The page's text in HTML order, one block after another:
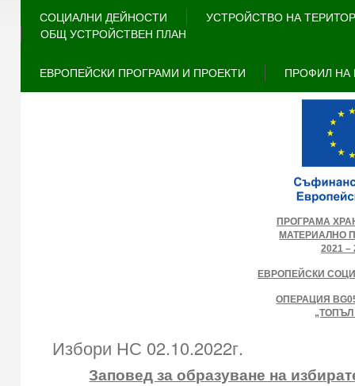
СОЦИАЛНИ ДЕЙНОСТИ
УСТРОЙСТВО НА
ОБЩ УСТРОЙСТВЕН ПЛАН
ЕВРОПЕЙСКИ ПРОГРАМИ И ПРОЕКТИ ПРОФИЛ НА
ПРОГРАМА
МАТЕРИАЛНО
2021 –
ЕВРОПЕЙСКИ
ОПЕРАЦИЯ
Избори НС 02.10.2022г.
Заповед за образуване на